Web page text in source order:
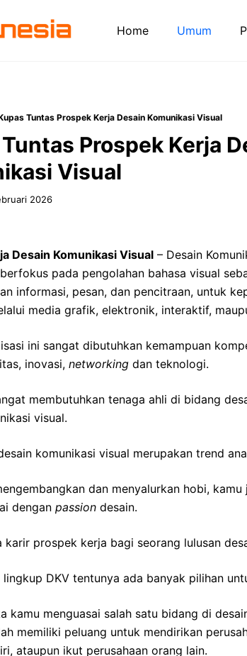
Home Umum
Tuntas Prospek Kerja Desain Komunikasi Visual
Prospek Kerja
Visual
2026
Desain Komunikasi Visual – Desain
pada pengolahan bahasa visual
informasi, pesan, dan pencitraan, untuk
media grafik, elektronik, interaktif,
ini sangat dibutuhkan kemampuan
inovasi, networking dan teknologi.
membutuhkan tenaga ahli di bidang
visual.
komunikasi visual merupakan trend
dan menyalurkan hobi,
dengan passion desain.
karir prospek kerja bagi seorang lulusan
lingkup DKV tentunya ada banyak pilihan
kamu menguasai salah satu bidang di
memiliki peluang untuk mendirikan
ataupun ikut perusahaan orang lain.